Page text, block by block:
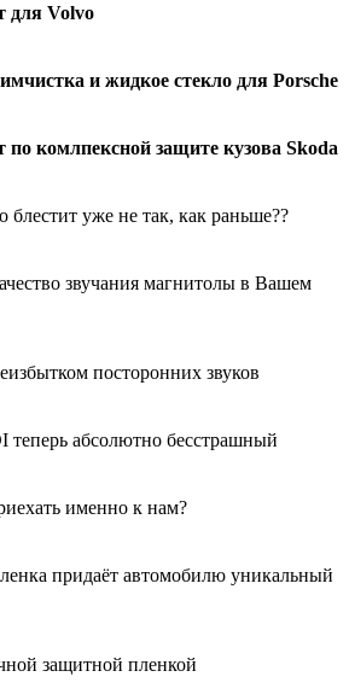
для Volvo
и жидкое стекло для Porsche
по комлпексной защите кузова Skoda
блестит уже не так, как раньше??
звучания магнитолы в Вашем
посторонних звуков
абсолютно бесстрашный
именно к нам?
придаёт автомобилю уникальный
защитной пленкой